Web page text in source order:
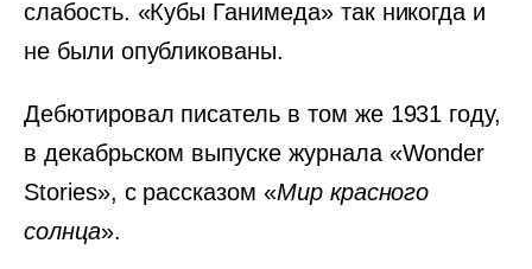
слабость. «Кубы Ганимеда» так никогда и
не были опубликованы.
Дебютировал писатель в том же 1931 году,
в декабрьском выпуске журнала «Wonder
Stories», c рассказом «Мир красного
солнца».